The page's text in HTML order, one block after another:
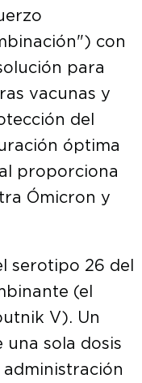
con
para
vacunas y
del
óptima
proporciona
Ómicron y
serotipo 26 del
(el
V). Un
una sola dosis